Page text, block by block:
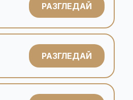
РАЗГЛЕДАЙ
РАЗГЛЕДАЙ